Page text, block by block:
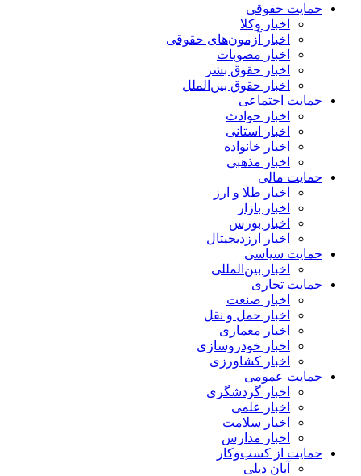
حمایت حقوقی
اخبار وکلا
اخبار آزمون‌های حقوقی
اخبار مصوبات
اخبار حقوق بشر
اخبار حقوق بین‌الملل
حمایت اجتماعی
اخبار حوادث
اخبار استانی
اخبار خانواده
اخبار مذهبی
حمایت مالی
اخبار طلا و ارز
اخبار بازار
اخبار بورس
اخبار ارزدیجیتال
حمایت سیاسی
اخبار بین‌المللی
حمایت تجاری
اخبار صنعت
اخبار حمل و نقل
اخبار معماری
اخبار خودروسازی
اخبار کشاورزی
حمایت عمومی
اخبار گردشگری
اخبار علمی
اخبار سلامت
اخبار مدارس
حمایت از کسب‌وکار
آبان دیلی